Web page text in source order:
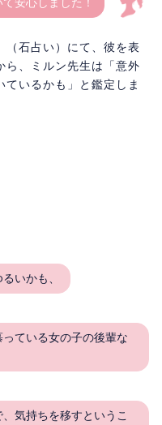
安心しました！
（石占い）にて、彼を表
ら、ミルン先生は「意外
ているかも」と鑑定しま
いかも、
ている女の子の後輩な
気持ちを移すというこ